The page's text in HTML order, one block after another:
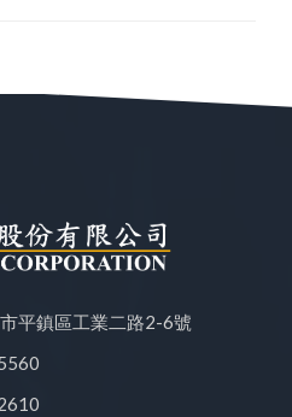
平鎮區工業二路2-6號